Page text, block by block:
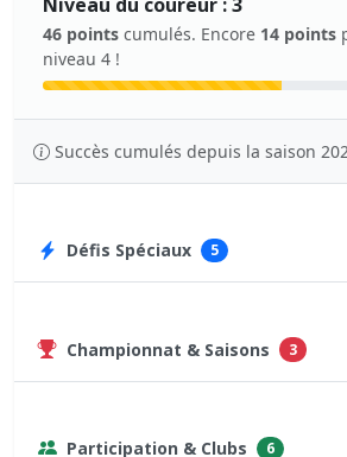
46 points cumulés. Encore 14 points
niveau 4 !
Succès cumulés depuis la saison
Défis Spéciaux 5
Championnat & Saisons 3
Participation & Clubs 6